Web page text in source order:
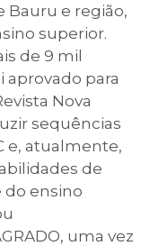
Bauru e região,
superior.
de 9 mil
aprovado para
Nova
sequências
e, atualmente,
de
do ensino
uma vez